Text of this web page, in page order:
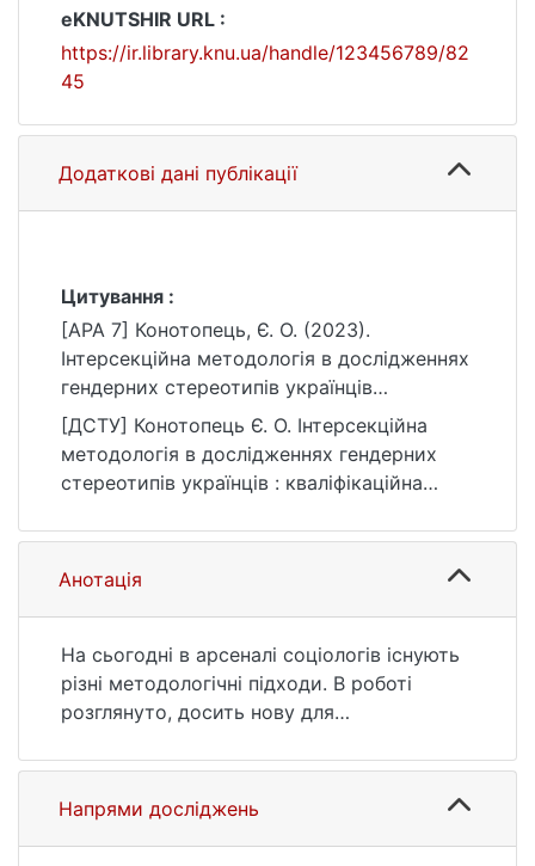
eKNUTSHIR URL :
https://ir.library.knu.ua/handle/123456789/82
45
Додаткові дані публікації
Цитування :
[APA 7] Конотопець, Є. О. (2023).
Інтерсекційна методологія в дослідженнях
гендерних стереотипів українців
[Магістерська робота, Київський
національний університет імені Тараса
Шевченка]. eKNUTSHIR.
https://ir.library.knu.ua/handle/123456789/82
45
[ДСТУ] Конотопець Є. О. Інтерсекційна
методологія в дослідженнях гендерних
стереотипів українців : кваліфікаційна
поведінкові науки. Київ, 2023. 59 с. URL:
https://ir.library.knu.ua/handle/123456789/82
45 (дата звернення: 25.07.2026).
Анотація
На сьогодні в арсеналі соціологів існують
різні методологічні підходи. В роботі
розглянуто, досить нову для
методологію. Цей підхід вже тривалий час
існує як теорія в гендерних дослідженнях.
Протягом останніх десятиліть західні
Напрями досліджень